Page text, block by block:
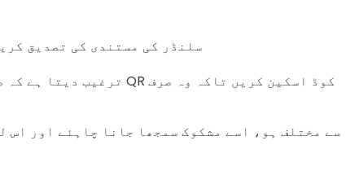
سلنڈر کی مستندی کی تصدیق